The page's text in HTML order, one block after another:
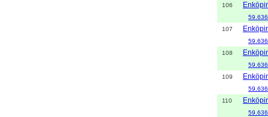
106
107
108
109
110